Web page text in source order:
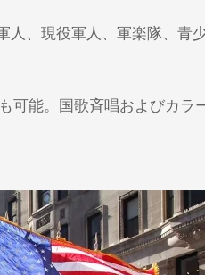
、現役軍人、軍楽隊、青
可能。国歌斉唱およびカラ